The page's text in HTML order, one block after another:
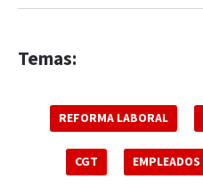
Temas:
REFORMA LABORAL
CGT EMPLEADOS